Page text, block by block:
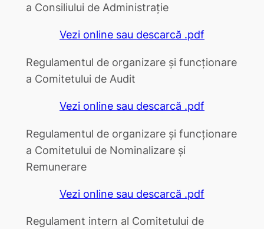
a Consiliului de Administrație
Vezi online sau descarcă .pdf
Regulamentul de organizare și funcționare
a Comitetului de Audit
Vezi online sau descarcă .pdf
Regulamentul de organizare și funcționare
a Comitetului de Nominalizare și
Remunerare
Vezi online sau descarcă .pdf
Regulament intern al Comitetului de